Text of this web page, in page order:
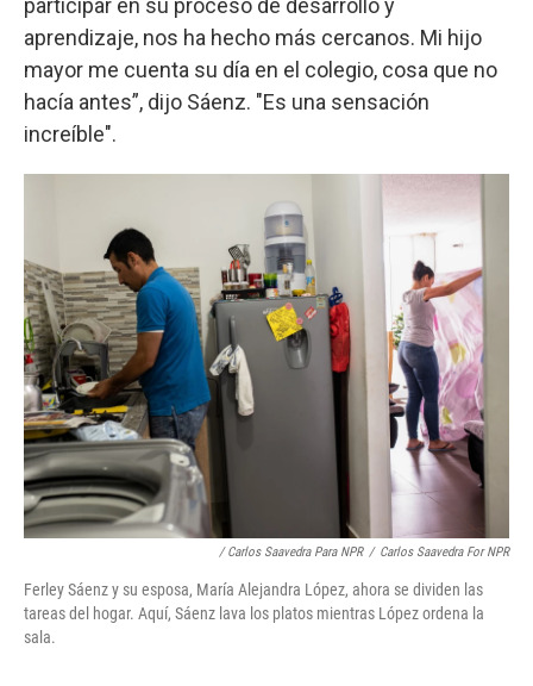
participar en su proceso de desarrollo y
aprendizaje, nos ha hecho más cercanos. Mi hijo
mayor me cuenta su día en el colegio, cosa que no
hacía antes”, dijo Sáenz. "Es una sensación
increíble".
/ Carlos Saavedra Para NPR / Carlos Saavedra For NPR
Ferley Sáenz y su esposa, María Alejandra López, ahora se dividen las
tareas del hogar. Aquí, Sáenz lava los platos mientras López ordena la
sala.